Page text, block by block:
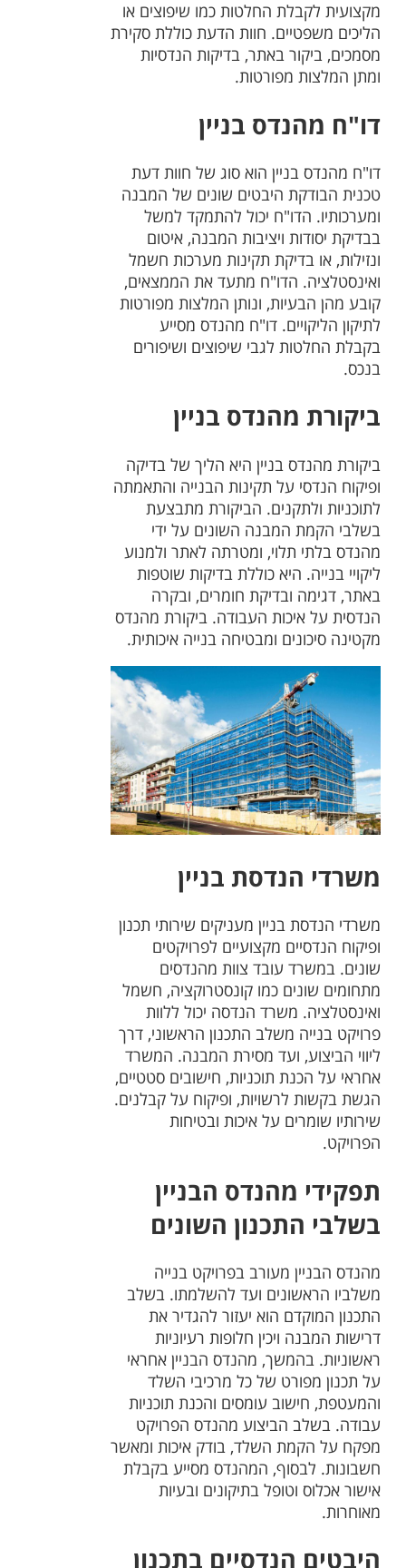
מקצועית לקבלת החלטות כמו שיפוצים או
הליכים משפטיים. חוות הדעת כוללת סקירת
מסמכים, ביקור באתר, בדיקות הנדסיות
ומתן המלצות מפורטות.
דו"ח מהנדס בניין
דו"ח מהנדס בניין הוא סוג של חוות דעת
טכנית הבודקת היבטים שונים של המבנה
ומערכותיו. הדו"ח יכול להתמקד למשל
בבדיקת יסודות ויציבות המבנה, איטום
ונזילות, או בדיקת תקינות מערכות חשמל
ואינסטלציה. הדו"ח מתעד את הממצאים,
קובע מהן הבעיות, ונותן המלצות מפורטות
לתיקון הליקויים. דו"ח מהנדס מסייע
בקבלת החלטות לגבי שיפוצים ושיפורים
בנכס.
ביקורת מהנדס בניין
ביקורת מהנדס בניין היא הליך של בדיקה
ופיקוח הנדסי על תקינות הבנייה והתאמתה
לתוכניות ולתקנים. הביקורת מתבצעת
בשלבי הקמת המבנה השונים על ידי
מהנדס בלתי תלוי, ומטרתה לאתר ולמנוע
ליקויי בנייה. היא כוללת בדיקות שוטפות
באתר, דגימה ובדיקת חומרים, ובקרה
הנדסית על איכות העבודה. ביקורת מהנדס
מקטינה סיכונים ומבטיחה בנייה איכותית.
משרדי הנדסת בניין
משרדי הנדסת בניין מעניקים שירותי תכנון
ופיקוח הנדסיים מקצועיים לפרויקטים
שונים. במשרד עובד צוות מהנדסים
מתחומים שונים כמו קונסטרוקציה, חשמל
ואינסטלציה. משרד הנדסה יכול ללוות
פרויקט בנייה משלב התכנון הראשוני, דרך
ליווי הביצוע, ועד מסירת המבנה. המשרד
אחראי על הכנת תוכניות, חישובים סטטיים,
הגשת בקשות לרשויות, ופיקוח על קבלנים.
שירותיו שומרים על איכות ובטיחות
הפרויקט.
תפקידי מהנדס הבניין
בשלבי התכנון השונים
מהנדס הבניין מעורב בפרויקט בנייה
משלביו הראשונים ועד להשלמתו. בשלב
התכנון המוקדם הוא יעזור להגדיר את
דרישות המבנה ויכין חלופות רעיוניות
ראשוניות. בהמשך, מהנדס הבניין אחראי
על תכנון מפורט של כל מרכיבי השלד
והמעטפת, חישוב עומסים והכנת תוכניות
עבודה. בשלב הביצוע מהנדס הפרויקט
מפקח על הקמת השלד, בודק איכות ומאשר
חשבונות. לבסוף, המהנדס מסייע בקבלת
אישור אכלוס וטופל בתיקונים ובעיות
מאוחרות.
היבטים הנדסיים בתכנון